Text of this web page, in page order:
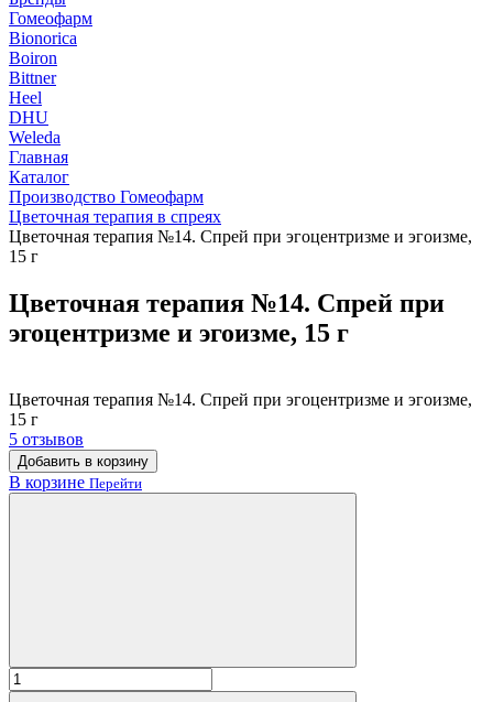
Гомеофарм
Bionorica
Boiron
Bittner
Heel
DHU
Weleda
Главная
Каталог
Производство Гомеофарм
Цветочная терапия в спреях
Цветочная терапия №14. Спрей при эгоцентризме и эгоизме,
15 г
Цветочная терапия №14. Спрей при
эгоцентризме и эгоизме, 15 г
Цветочная терапия №14. Спрей при эгоцентризме и эгоизме,
15 г
5 отзывов
Добавить в корзину
В корзине Перейти